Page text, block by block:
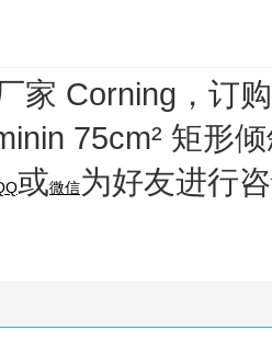
家 Corning，订
75cm² 矩形
或微信为好友进行